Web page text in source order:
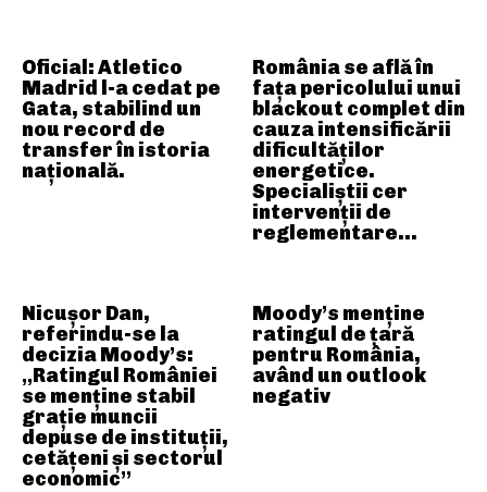
Oficial: Atletico
Madrid l-a cedat pe
Gata, stabilind un
nou record de
transfer în istoria
națională.
România se află în
fața pericolului unui
blackout complet din
cauza intensificării
dificultăților
energetice.
Specialiștii cer
intervenții de
reglementare…
Nicușor Dan,
referindu-se la
decizia Moody’s:
„Ratingul României
se menține stabil
grație muncii
depuse de instituții,
cetățeni și sectorul
economic”
Moody’s menține
ratingul de țară
pentru România,
având un outlook
negativ